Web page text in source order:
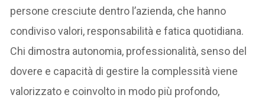
persone cresciute dentro l’azienda, che hanno
condiviso valori, responsabilità e fatica quotidiana.
Chi dimostra autonomia, professionalità, senso del
dovere e capacità di gestire la complessità viene
valorizzato e coinvolto in modo più profondo,